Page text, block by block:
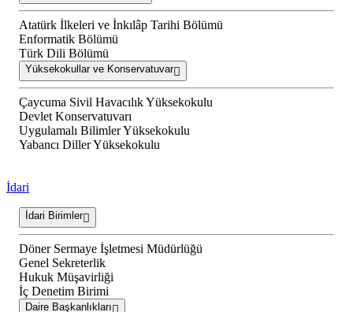
Atatürk İlkeleri ve İnkılâp Tarihi Bölümü
Enformatik Bölümü
Türk Dili Bölümü
Yüksekokullar ve Konservatuvar
Çaycuma Sivil Havacılık Yüksekokulu
Devlet Konservatuvarı
Uygulamalı Bilimler Yüksekokulu
Yabancı Diller Yüksekokulu
İdari
İdari Birimler
Döner Sermaye İşletmesi Müdürlüğü
Genel Sekreterlik
Hukuk Müşavirliği
İç Denetim Birimi
Daire Başkanlıkları